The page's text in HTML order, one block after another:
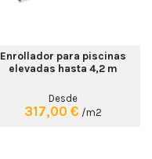
Enrollador para piscinas
elevadas hasta 4,2 m
Desde
317,00 € /m2